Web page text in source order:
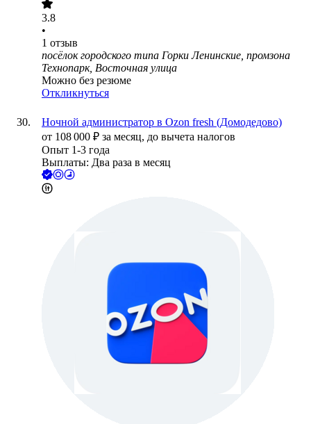
3.8
•
1 отзыв
посёлок городского типа Горки Ленинские, промзона
Технопарк, Восточная улица
Можно без резюме
Откликнуться
Ночной администратор в Ozon fresh (Домодедово)
от 108 000 ₽ за месяц, до вычета налогов
Опыт 1-3 года
Выплаты: Два раза в месяц